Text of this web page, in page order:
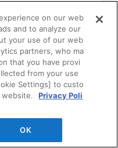
on our web
and to analyze our
your use of our web
partners, who ma
that you have provi
from your use
Settings] to custo
Privacy Poli
OK